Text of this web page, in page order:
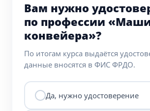
Вам нужно
по профессии
конвейера»?
По итогам курса выдаётся
данные вносятся в ФИС ФРДО.
Да, нужно удостоверение